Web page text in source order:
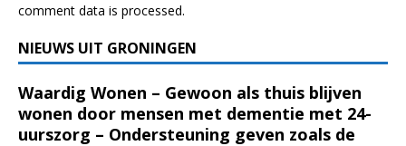
comment data is processed.
NIEUWS UIT GRONINGEN
Waardig Wonen – Gewoon als thuis blijven
wonen door mensen met dementie met 24-
uurszorg – Ondersteuning geven zoals de